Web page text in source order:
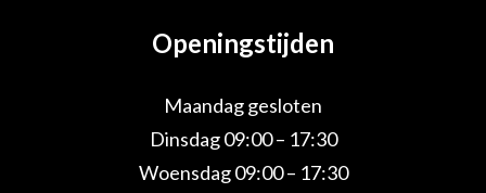
Openingstijden
Maandag gesloten
Dinsdag 09:00 – 17:30
Woensdag 09:00 – 17:30